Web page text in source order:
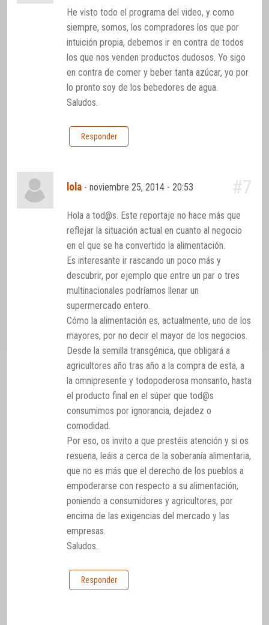
He visto todo el programa del video, y como
siempre, somos, los compradores los que por
intuición propia, debemos ir en contra de todos
los que nos venden productos dudosos. Yo sigo
en contra de comer y beber tanta azúcar, yo por
lo pronto soy de los bebedores de agua.
Saludos.
Responder
lola -noviembre 25, 2014 - 20:53 #7
Hola a tod@s. Este reportaje no hace más que
reflejar la situación actual en cuanto al negocio
en el que se ha convertido la alimentación.
Es interesante ir rascando un poco más y
descubrir, por ejemplo que entre un par o tres
multinacionales podríamos llenar un
supermercado entero.
Cómo la alimentación es, actualmente, uno de los
mayores, por no decir el mayor de los negocios.
Desde la semilla transgénica, que obligará a
agricultores año tras año a la compra de esta, a
la omnipresente y todopoderosa monsanto, hasta
el producto final en el súper que tod@s
consumimos por ignorancia, dejadez o
comodidad.
Por eso, os invito a que prestéis atención y si os
resuena, leáis a cerca de la soberanía alimentaria,
que no es más que el derecho de los pueblos a
empoderarse con respecto a su alimentación,
poniendo a consumidores y agricultores, por
encima de las exigencias del mercado y las
empresas.
Saludos.
Responder